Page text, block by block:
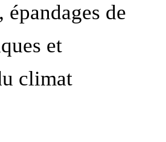
de
et
climat